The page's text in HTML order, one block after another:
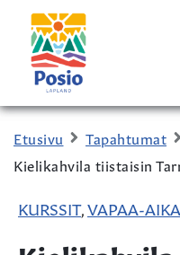
Siirry sisältöön
Kaupungin
logo
Etusivu Tapahtumat
Kielikahvila tiistaisin
KURSSIT, VAPAA-AIKA